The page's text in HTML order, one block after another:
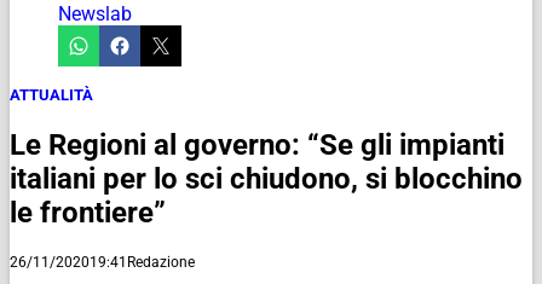
Newslab
ATTUALITÀ
Le Regioni al governo: “Se gli impianti
italiani per lo sci chiudono, si blocchino
le frontiere”
26/11/202019:41 Redazione